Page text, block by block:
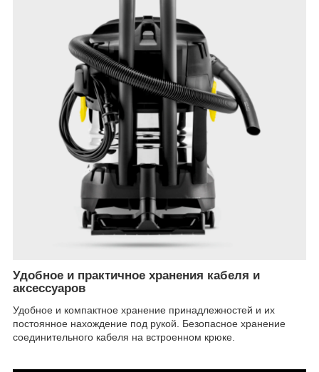
Удобное и практичное хранения кабеля и
аксессуаров
Удобное и компактное хранение принадлежностей и их
постоянное нахождение под рукой. Безопасное хранение
соединительного кабеля на встроенном крюке.